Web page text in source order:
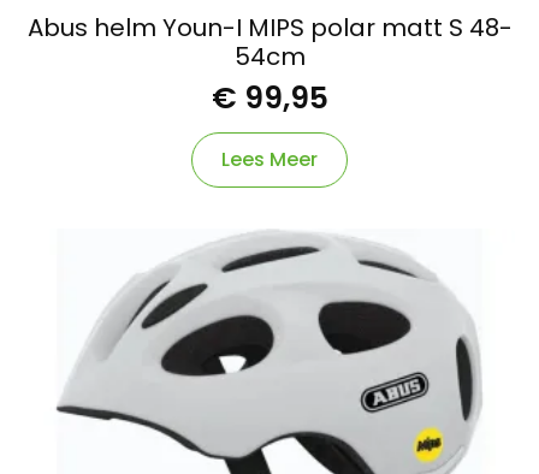
Abus helm Youn-I MIPS polar matt S 48-
54cm
€ 99,95
Lees Meer